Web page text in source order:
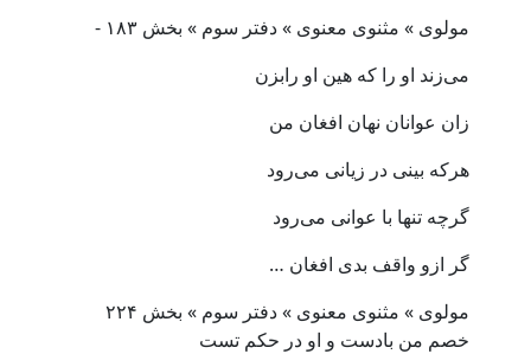
مولوی » مثنوی معنوی » دفتر سوم » بخش ۱۸۳ -
می‌زند او را که هین او رابزن
زان عوانان نهان افغان من
هرکه بینی در زیانی می‌رود
گرچه تنها با عوانی می‌رود
گر ازو واقف بدی افغان …
مولوی » مثنوی معنوی » دفتر سوم » بخش ۲۲۴
خصم من بادست و او در حکم تست